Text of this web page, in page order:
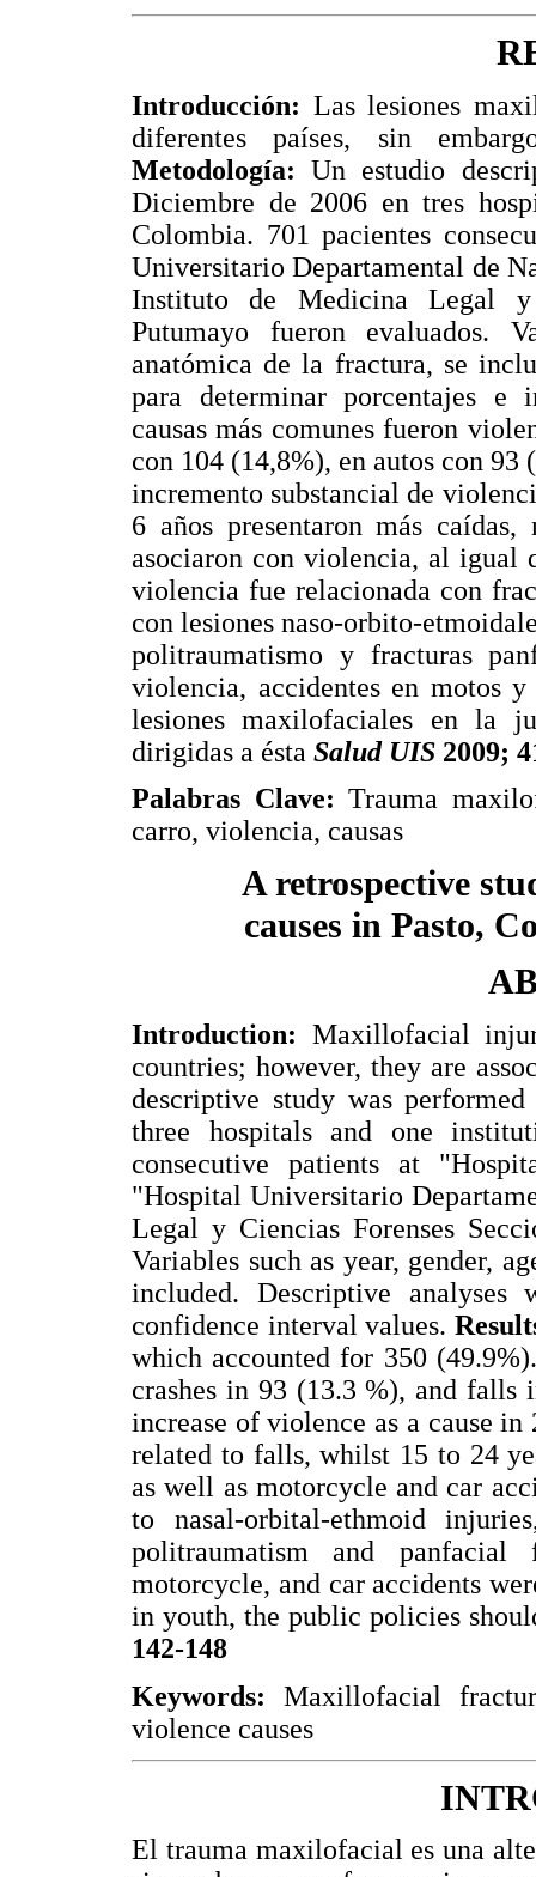
Introducción: Las lesiones
diferentes países, sin
Metodología: Un estudio
Diciembre de 2006 en tres
Colombia. 701 pacientes
Universitario Departamental de
Instituto de Medicina Legal y
Putumayo fueron evaluados.
anatómica de la fractura, se
para determinar porcentajes e
causas más comunes fueron
con 104 (14,8%), en autos con
incremento substancial de
6 años presentaron más
asociaron con violencia, al igual
violencia fue relacionada con
con lesiones naso-orbito-
politraumatismo y fracturas
violencia, accidentes en motos
lesiones maxilofaciales en la
dirigidas a ésta Salud UIS 2009;
Palabras Clave: Trauma
carro, violencia, causas
A retrospective
causes in Pasto,
Introduction: Maxillofacial
countries; however, they are
descriptive study was
three hospitals and one
consecutive patients at
"Hospital Universitario
Legal y Ciencias Forenses
Variables such as year, gender,
included. Descriptive analyses
confidence interval values.
which accounted for 350
crashes in 93 (13.3 %), and falls
increase of violence as a cause
related to falls, whilst 15 to 24
as well as motorcycle and car
to nasal-orbital-ethmoid
politraumatism and panfacial
motorcycle, and car accidents
in youth, the public policies
142-148
Keywords: Maxillofacial
violence causes
El trauma maxilofacial es una